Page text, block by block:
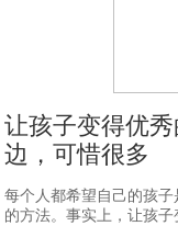
让孩子变得优
边，可惜很多
每个人都希望自己的孩
的方法。事实上，让孩